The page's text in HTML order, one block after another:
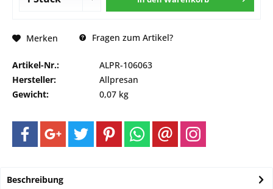
Merken Fragen zum Artikel?
Artikel-Nr.:
ALPR-106063
Hersteller:
Allpresan
Gewicht:
0,07 kg
Beschreibung